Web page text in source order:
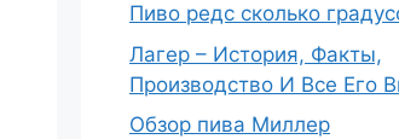
Пиво редс сколько
Лагер – История, Факты,
Производство И Все Его
Обзор пива Миллер